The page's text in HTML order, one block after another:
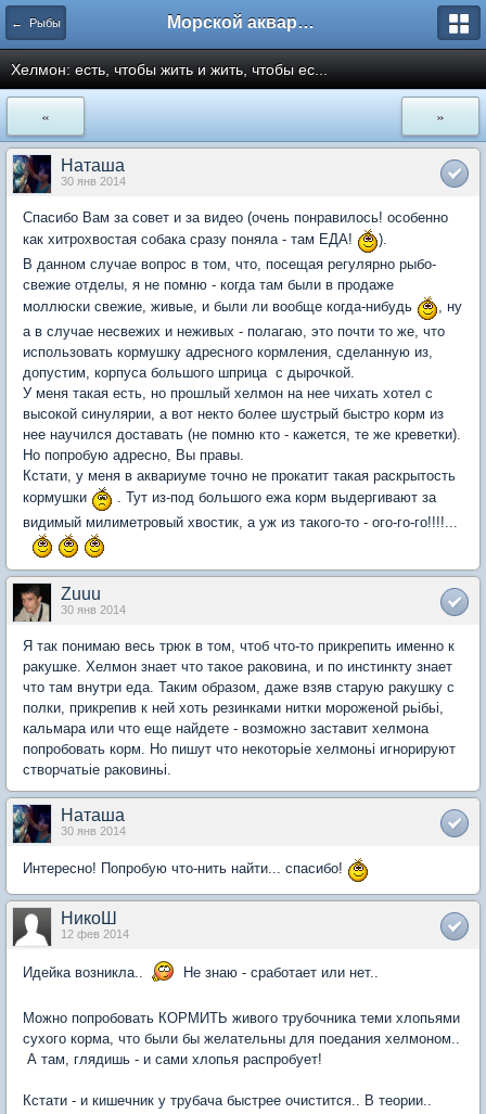
← Рыбы Морской аквариум. Форумы ReefCentral.ru
Хелмон: есть, чтобы жить и жить, чтобы ес...
« »
Наташа
30 янв 2014
Спасибо Вам за совет и за видео (очень понравилось! особенно
как хитрохвостая собака сразу поняла - там ЕДА!
).
В данном случае вопрос в том, что, посещая регулярно рыбо-
свежие отделы, я не помню - когда там были в продаже
моллюски свежие, живые, и были ли вообще когда-нибудь
, ну
а в случае несвежих и неживых - полагаю, это почти то же, что
использовать кормушку адресного кормления, сделанную из,
допустим, корпуса большого шприца с дырочкой.
У меня такая есть, но прошлый хелмон на нее чихать хотел с
высокой синулярии, а вот некто более шустрый быстро корм из
нее научился доставать (не помню кто - кажется, те же креветки).
Но попробую адресно, Вы правы.
Кстати, у меня в аквариуме точно не прокатит такая раскрытость
кормушки
. Тут из-под большого ежа корм выдергивают за
видимый милиметровый хвостик, а уж из такого-то - ого-го-го!!!!...
Zuuu
30 янв 2014
Я так понимаю весь трюк в том, чтоб что-то прикрепить именно к
ракушке. Хелмон знает что такое раковина, и по инстинкту знает
что там внутри еда. Таким образом, даже взяв старую ракушку с
полки, прикрепив к ней хоть резинками нитки мороженой рьібьі,
кальмара или что еще найдете - возможно заставит хелмона
попробовать корм. Но пишут что некоторьіе хелмоньі игнорируют
створчатьіе раковиньі.
Наташа
30 янв 2014
Интересно! Попробую что-нить найти... спасибо!
НикоШ
12 фев 2014
Идейка возникла.. Не знаю - сработает или нет..
Можно попробовать КОРМИТЬ живого трубочника теми хлопьями
сухого корма, что были бы желательны для поедания хелмоном..
А там, глядишь - и сами хлопья распробует!
Кстати - и кишечник у трубача быстрее очистится.. В теории..